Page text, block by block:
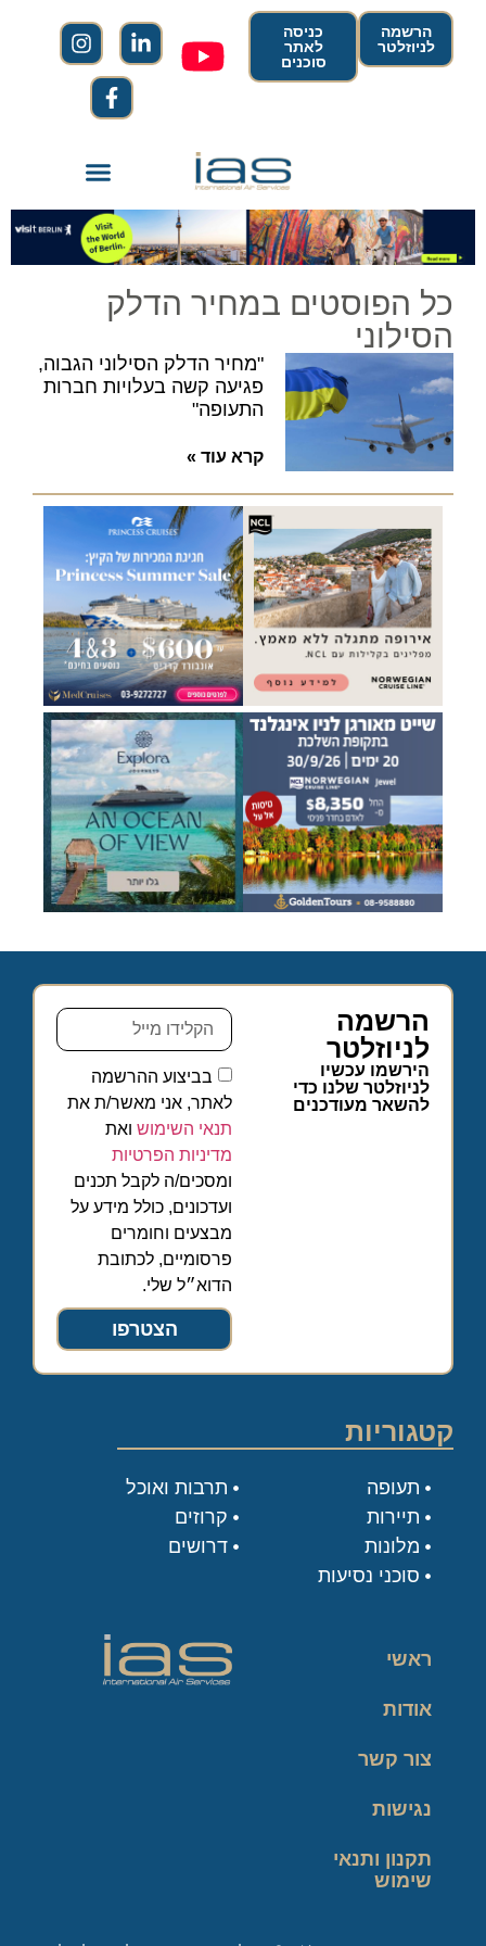
הרשמה
לניוזלטר
כניסה
לאתר
סוכנים
כל הפוסטים במחיר הדלק
הסילוני
"מחיר הדלק הסילוני הגבוה,
פגיעה קשה בעלויות חברות
התעופה"
קרא עוד »
הרשמה
לניוזלטר
הירשמו עכשיו
לניוזלטר שלנו כדי
להשאר מעודכנים
בביצוע ההרשמה
לאתר, אני מאשר/ת את
תנאי השימוש ואת
מדיניות הפרטיות
ומסכים/ה לקבל תכנים
ועדכונים, כולל מידע על
מבצעים וחומרים
פרסומיים, לכתובת
הדוא״ל שלי.
הצטרפו
קטגוריות
תעופה
תיירות
מלונות
סוכני נסיעות
תרבות ואוכל
קרוזים
דרושים
ראשי
אודות
צור קשר
נגישות
תקנון ותנאי
שימוש